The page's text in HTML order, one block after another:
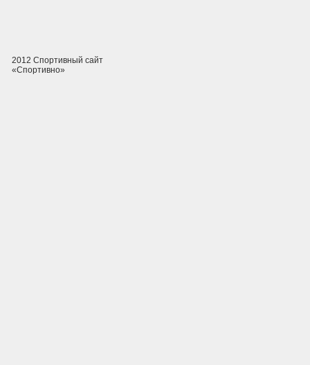
2012 Спортивный сайт
«Спортивно»